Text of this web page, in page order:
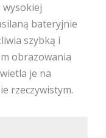
wysokiej
bateryjnie
szybką i
obrazowania
je na
rzeczywistym.